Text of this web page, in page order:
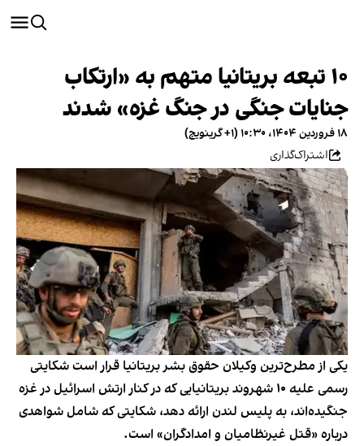
۱۰ تبعه بریتانیا متهم به «ارتکاب
جنایات جنگی در جنگ غزه» شدند
۱۸ فروردین ۱۴۰۴، ۱۰:۳۰ (‎+۱ گرینویچ)
اشتراک‌گذاری
یکی از مطرح‌ترین وکیلان حقوق بشر بریتانیا قرار است شکایتی
رسمی علیه ۱۰ شهروند بریتانیایی که در کنار ارتش اسرائیل در غزه
جنگیده‌اند، به پلیس لندن ارائه دهد، شکایتی که شامل شواهدی
درباره «قتل غیرنظامیان و امدادگران» است.